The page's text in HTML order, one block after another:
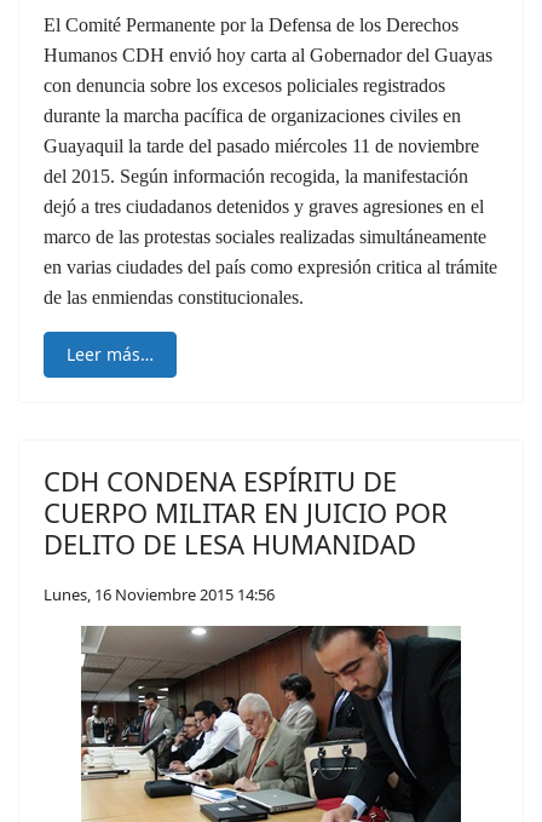
El Comité Permanente por la Defensa de los Derechos
Humanos CDH envió hoy carta al Gobernador del Guayas
con denuncia sobre los excesos policiales registrados
durante la marcha pacífica de organizaciones civiles en
Guayaquil la tarde del pasado miércoles 11 de noviembre
del 2015. Según información recogida, la manifestación
dejó a tres ciudadanos detenidos y graves agresiones en el
marco de las protestas sociales realizadas simultáneamente
en varias ciudades del país como expresión critica al trámite
de las enmiendas constitucionales.
Leer más…
CDH CONDENA ESPÍRITU DE
CUERPO MILITAR EN JUICIO POR
DELITO DE LESA HUMANIDAD
Lunes, 16 Noviembre 2015 14:56